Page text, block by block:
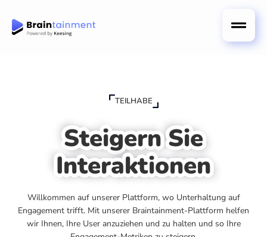
TEILHABE
Steigern Sie
Interaktionen
Willkommen auf unserer Plattform, wo Unterhaltung auf
Engagement trifft. Mit unserer Braintainment-Plattform helfen
wir Ihnen, Ihre User anzuziehen und zu halten und so Ihre